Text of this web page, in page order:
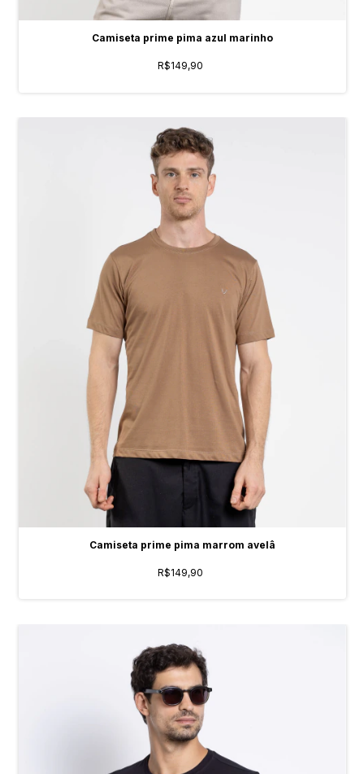
Camiseta prime pima azul marinho
R$149,90
Camiseta prime pima marrom avelâ
R$149,90